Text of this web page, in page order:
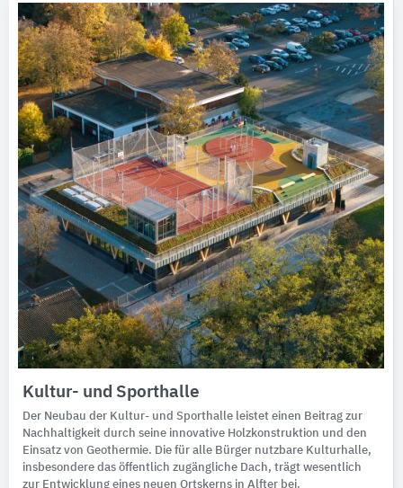
Kultur- und Sporthalle
Der Neubau der Kultur- und Sporthalle leistet einen Beitrag zur
Nachhaltigkeit durch seine innovative Holzkonstruktion und den
Einsatz von Geothermie. Die für alle Bürger nutzbare Kulturhalle,
insbesondere das öffentlich zugängliche Dach, trägt wesentlich
zur Entwicklung eines neuen Ortskerns in Alfter bei.